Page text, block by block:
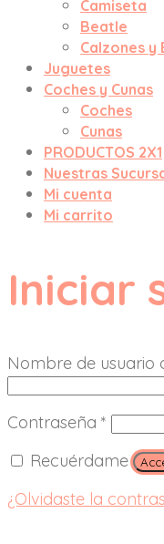
Camiseta
Beatle
Calzones y
Juguetes
Coches y Cunas
Coches
Cunas
PRODUCTOS 2X1
Nuestras
Mi cuenta
Mi carrito
Iniciar
Nombre de usuario
Contraseña *
Recuérdame
¿Olvidaste la